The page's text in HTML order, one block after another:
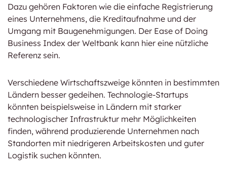
Dazu gehören Faktoren wie die einfache Registrierung
eines Unternehmens, die Kreditaufnahme und der
Umgang mit Baugenehmigungen. Der Ease of Doing
Business Index der Weltbank kann hier eine nützliche
Referenz sein.
Verschiedene Wirtschaftszweige könnten in bestimmten
Ländern besser gedeihen. Technologie-Startups
könnten beispielsweise in Ländern mit starker
technologischer Infrastruktur mehr Möglichkeiten
finden, während produzierende Unternehmen nach
Standorten mit niedrigeren Arbeitskosten und guter
Logistik suchen könnten.